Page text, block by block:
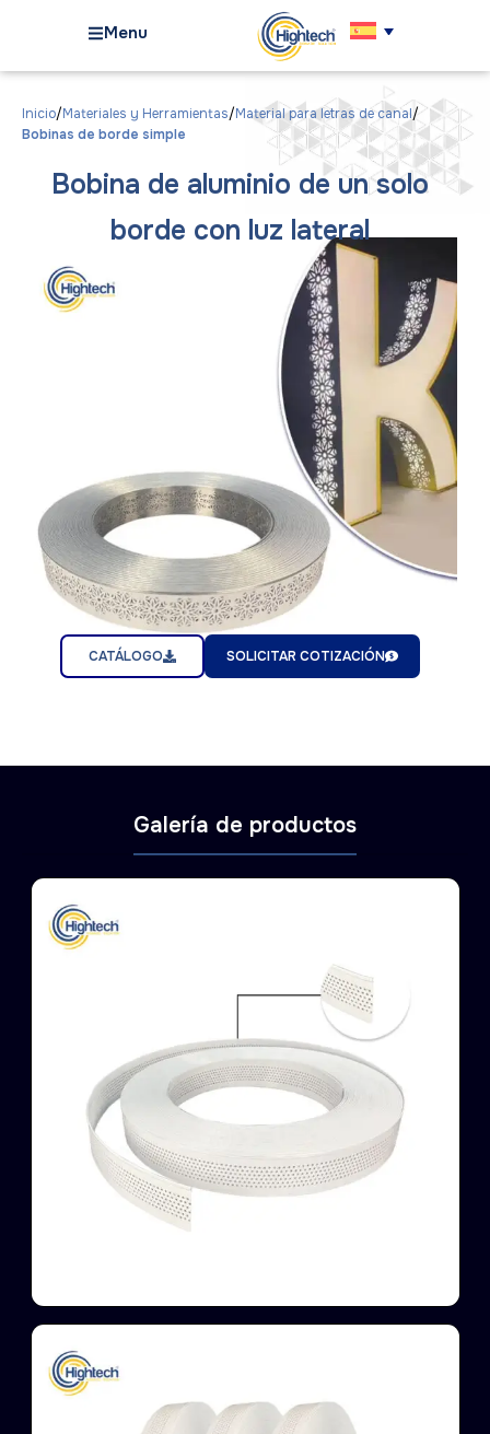
Menu
Inicio Materiales y Herramientas Material para letras de canal
Bobinas de borde simple
Bobina de aluminio de un solo
borde con luz lateral
CATÁLOGO SOLICITAR COTIZACIÓN
Galería de productos